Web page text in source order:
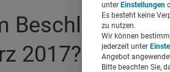
Beschluss des
2017?
unter Einstellungen
Es besteht keine
zu nutzen.
Wir können
jederzeit unter
Angebot
Bitte beachten Sie,